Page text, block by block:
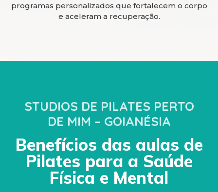
programas personalizados que fortalecem o corpo
e aceleram a recuperação.
STUDIOS DE PILATES PERTO
DE MIM – GOIANÉSIA
Benefícios das aulas de
Pilates para a Saúde
Física e Mental